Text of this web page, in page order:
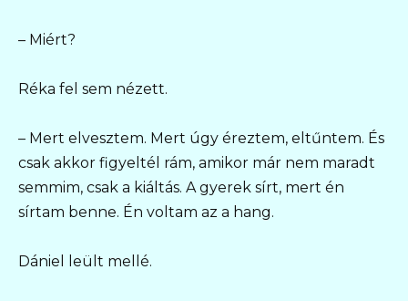
– Miért?
Réka fel sem nézett.
– Mert elvesztem. Mert úgy éreztem, eltűntem. És
csak akkor figyeltél rám, amikor már nem maradt
semmim, csak a kiáltás. A gyerek sírt, mert én
sírtam benne. Én voltam az a hang.
Dániel leült mellé.